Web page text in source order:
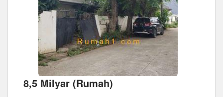
8,5 Milyar (Rumah)